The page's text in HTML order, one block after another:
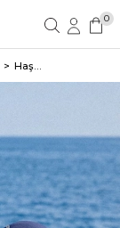
0
Haşema Performans Lacivert 5 Parça Tam Tesettür Mayo Takımı 2019